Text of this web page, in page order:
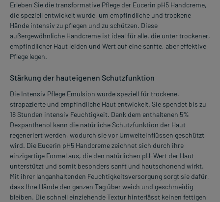
Erleben Sie die transformative Pflege der Eucerin pH5 Handcreme,
die speziell entwickelt wurde, um empfindliche und trockene
Hände intensiv zu pflegen und zu schützen. Diese
außergewöhnliche Handcreme ist ideal für alle, die unter trockener,
empfindlicher Haut leiden und Wert auf eine sanfte, aber effektive
Pflege legen.
Stärkung der hauteigenen Schutzfunktion
Die Intensiv Pflege Emulsion wurde speziell für trockene,
strapazierte und empfindliche Haut entwickelt. Sie spendet bis zu
18 Stunden intensiv Feuchtigkeit. Dank dem enthaltenen 5%
Dexpanthenol kann die natürliche Schutzfunktion der Haut
regeneriert werden, wodurch sie vor Umwelteinflüssen geschützt
wird. Die Eucerin pH5 Handcreme zeichnet sich durch ihre
einzigartige Formel aus, die den natürlichen pH-Wert der Haut
unterstützt und somit besonders sanft und hautschonend wirkt.
Mit ihrer langanhaltenden Feuchtigkeitsversorgung sorgt sie dafür,
dass Ihre Hände den ganzen Tag über weich und geschmeidig
bleiben. Die schnell einziehende Textur hinterlässt keinen fettigen